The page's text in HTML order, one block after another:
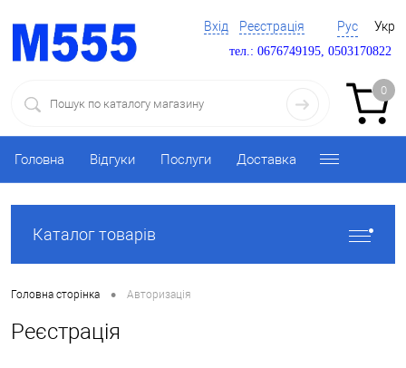
Вхід Реєстрація Рус Укр
тел.: 0676749195, 0503170822
0
Головна Відгуки Послуги Доставка
Каталог товарів
Головна сторінка • Авторизація
Реєстрація